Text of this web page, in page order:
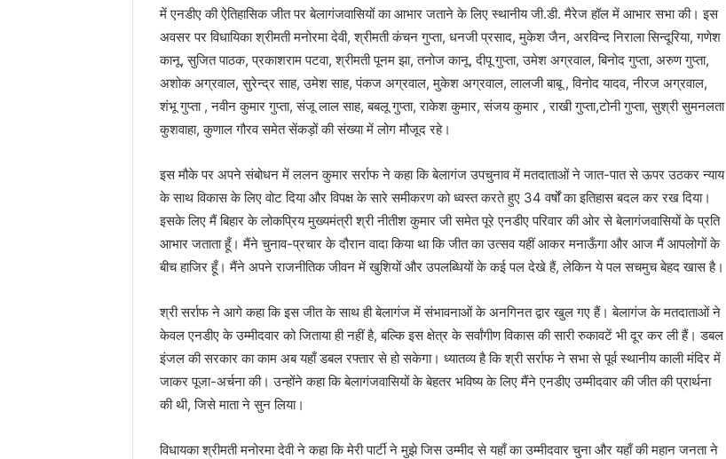
में एनडीए की ऐतिहासिक जीत पर बेलागंजवासियों का आभार जताने के लिए स्थानीय जी.डी. मैरेज हॉल में आभार सभा की। इस
अवसर पर विधायिका श्रीमती मनोरमा देवी, श्रीमती कंचन गुप्ता, धनजी प्रसाद, मुकेश जैन, अरविन्द निराला सिन्दूरिया, गणेश
कानू, सुजित पाठक, प्रकाशराम पटवा, श्रीमती पूनम झा, तनोज कानू, दीपू गुप्ता, उमेश अग्रवाल, बिनोद गुप्ता, अरुण गुप्ता,
अशोक अग्रवाल, सुरेन्द्र साह, उमेश साह, पंकज अग्रवाल, मुकेश अग्रवाल, लालजी बाबू , विनोद यादव, नीरज अग्रवाल,
शंभू गुप्ता , नवीन कुमार गुप्ता, संजू लाल साह, बबलू गुप्ता, राकेश कुमार, संजय कुमार , राखी गुप्ता,टोनी गुप्ता, सुश्री सुमनलता
कुशवाहा, कुणाल गौरव समेत सेंकड़ों की संख्या में लोग मौजूद रहे।
इस मौके पर अपने संबोधन में ललन कुमार सर्राफ ने कहा कि बेलागंज उपचुनाव में मतदाताओं ने जात-पात से ऊपर उठकर न्याय
के साथ विकास के लिए वोट दिया और विपक्ष के सारे समीकरण को ध्वस्त करते हुए 34 वर्षों का इतिहास बदल कर रख दिया।
इसके लिए मैं बिहार के लोकप्रिय मुख्यमंत्री श्री नीतीश कुमार जी समेत पूरे एनडीए परिवार की ओर से बेलागंजवासियों के प्रति
आभार जताता हूँ। मैंने चुनाव-प्रचार के दौरान वादा किया था कि जीत का उत्सव यहीं आकर मनाऊँगा और आज मैं आपलोगों के
बीच हाजिर हूँ। मैंने अपने राजनीतिक जीवन में खुशियों और उपलब्धियों के कई पल देखे हैं, लेकिन ये पल सचमुच बेहद खास है।
श्री सर्राफ ने आगे कहा कि इस जीत के साथ ही बेलागंज में संभावनाओं के अनगिनत द्वार खुल गए हैं। बेलागंज के मतदाताओं ने
केवल एनडीए के उम्मीदवार को जिताया ही नहीं है, बल्कि इस क्षेत्र के सर्वांगीण विकास की सारी रुकावटें भी दूर कर ली हैं। डबल
इंजल की सरकार का काम अब यहाँ डबल रफ्तार से हो सकेगा। ध्यातव्य है कि श्री सर्राफ ने सभा से पूर्व स्थानीय काली मंदिर में
जाकर पूजा-अर्चना की। उन्होंने कहा कि बेलागंजवासियों के बेहतर भविष्य के लिए मैंने एनडीए उम्मीदवार की जीत की प्रार्थना
की थी, जिसे माता ने सुन लिया।
विधायका श्रीमती मनोरमा देवी ने कहा कि मेरी पार्टी ने मुझे जिस उम्मीद से यहाँ का उम्मीदवार चुना और यहाँ की महान जनता ने